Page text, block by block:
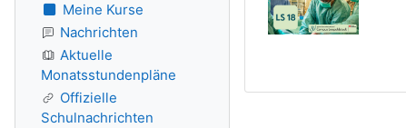
Meine Kurse
Nachrichten
Aktuelle
Monatsstundenpläne
Offizielle
Schulnachrichten